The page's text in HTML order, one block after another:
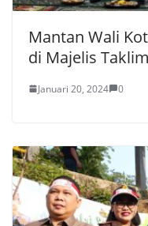
Mantan Wali
di Majelis
Januari 20, 2024 0